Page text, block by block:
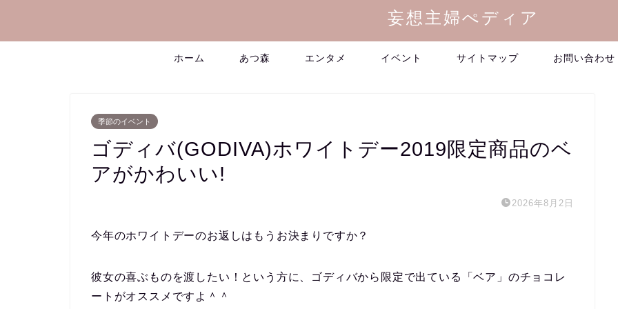
妄想主婦ぺディア
ホーム あつ森 エンタメ イベント サイトマップ お問い合わせ
季節のイベント
ゴディバ(GODIVA)ホワイトデー2019限定商品のベ
アがかわいい!
2026年8月2日
今年のホワイトデーのお返しはもうお決まりですか？
彼女の喜ぶものを渡したい！という方に、ゴディバから限定で出ている「ベア」のチョコレ
ートがオススメですよ＾＾